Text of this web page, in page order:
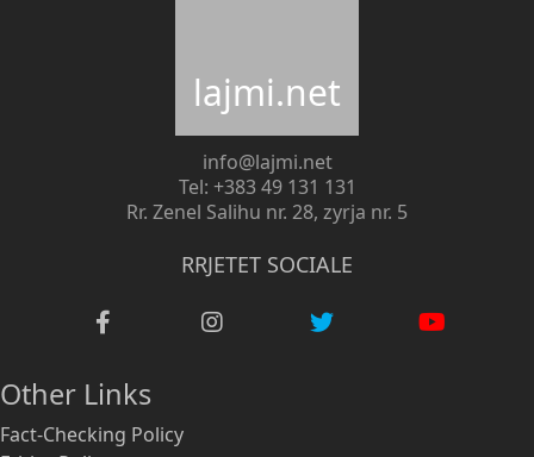
lajmi.net
info@lajmi.net
Tel: +383 49 131 131
Rr. Zenel Salihu nr. 28, zyrja nr. 5
RRJETET SOCIALE
Other Links
Fact-Checking Policy